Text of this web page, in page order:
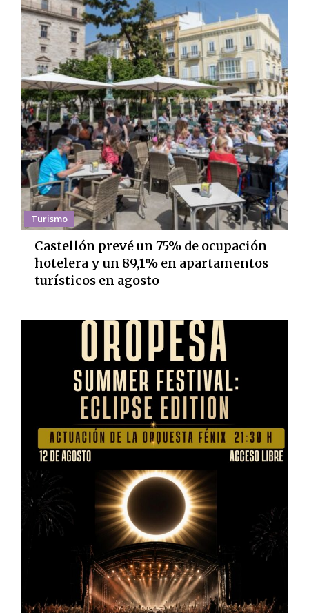
Turismo
Castellón prevé un 75% de ocupación
hotelera y un 89,1% en apartamentos
turísticos en agosto